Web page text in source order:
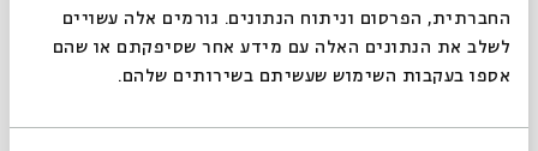
החברתית, הפרסום וניתוח הנתונים. גורמים אלה עשויים
לשלב את הנתונים האלה עם מידע אחר שסיפקתם או שהם
אספו בעקבות השימוש שעשיתם בשירותים שלהם.